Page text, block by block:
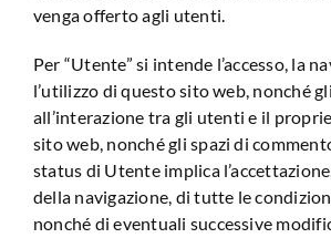
venga offerto agli utenti.
Per “Utente” si intende l’accesso, la
l’utilizzo di questo sito web, nonché
all’interazione tra gli utenti e il
sito web, nonché gli spazi di
status di Utente implica
della navigazione, di tutte le
nonché di eventuali successive